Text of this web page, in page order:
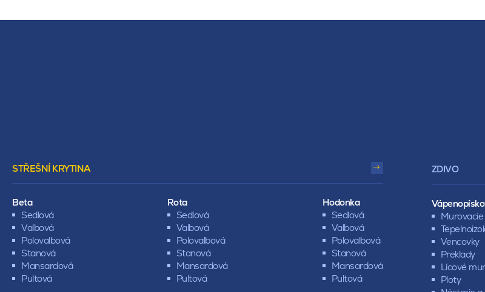
STŘEŠNÍ KRYTINA
Beta
Sedlová
Valbová
Polovalbová
Stanová
Mansardová
Pultová
Rota
Sedlová
Valbová
Polovalbová
Stanová
Mansardová
Pultová
Hodonka
Sedlová
Valbová
Polovalbová
Stanová
Mansardová
Pultová
ZDIVO
Murovacie
Vencovky
Preklady
Lícové
Ploty